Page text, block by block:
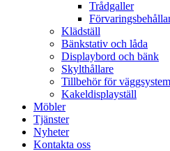
Trådgaller
Klädställ
Bänkstativ och låda
Displaybord och bänk
Skylthållare
Tillbehör för väggsystem
Kakeldisplayställ
Möbler
Tjänster
Nyheter
Kontakta oss